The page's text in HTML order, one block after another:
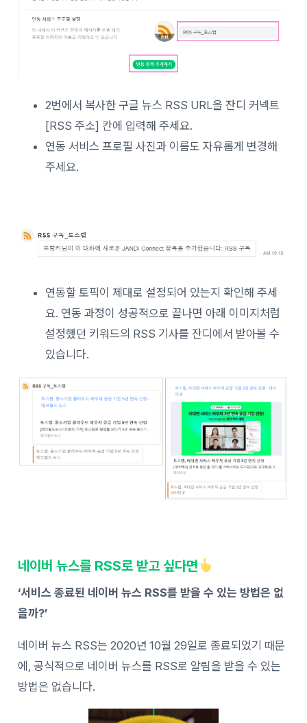
2번에서 복사한 구글 뉴스 RSS URL을 잔디 커넥트
[RSS 주소] 칸에 입력해 주세요.
연동 서비스 프로필 사진과 이름도 자유롭게 변경해
주세요.
연동할 토픽이 제대로 설정되어 있는지 확인해 주세
요. 연동 과정이 성공적으로 끝나면 아래 이미지처럼
설정했던 키워드의 RSS 기사를 잔디에서 받아볼 수
있습니다.
네이버 뉴스를 RSS로 받고 싶다면
‘서비스 종료된 네이버 뉴스 RSS를 받을 수 있는 방법은 없
을까?’
네이버 뉴스 RSS는 2020년 10월 29일로 종료되었기 때문
에, 공식적으로 네이버 뉴스를 RSS로 알림을 받을 수 있는
방법은 없습니다.